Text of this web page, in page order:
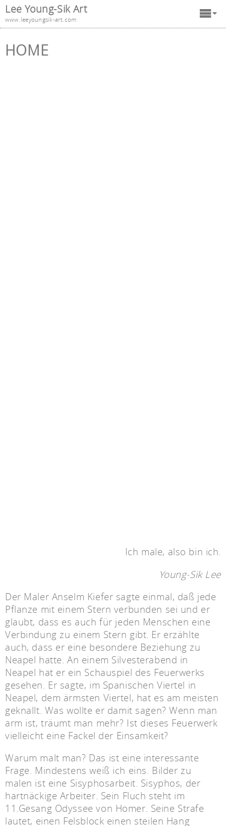
Lee Young-Sik Art
www.leeyoungsik-art.com
HOME
Ich male, also bin ich.
Young-Sik Lee
Der Maler Anselm Kiefer sagte einmal, daß jede
Pflanze mit einem Stern verbunden sei und er
glaubt, dass es auch für jeden Menschen eine
Verbindung zu einem Stern gibt. Er erzählte
auch, dass er eine besondere Beziehung zu
Neapel hatte. An einem Silvesterabend in
Neapel hat er ein Schauspiel des Feuerwerks
gesehen. Er sagte, im Spanischen Viertel in
Neapel, dem ärmsten Viertel, hat es am meisten
geknallt. Was wollte er damit sagen? Wenn man
arm ist, träumt man mehr? Ist dieses Feuerwerk
vielleicht eine Fackel der Einsamkeit?
Warum malt man? Das ist eine interessante
Frage. Mindestens weiß ich eins. Bilder zu
malen ist eine Sisyphosarbeit. Sisyphos, der
hartnäckige Arbeiter. Sein Fluch steht im
11.Gesang Odyssee von Homer. Seine Strafe
lautet, einen Felsblock einen steilen Hang